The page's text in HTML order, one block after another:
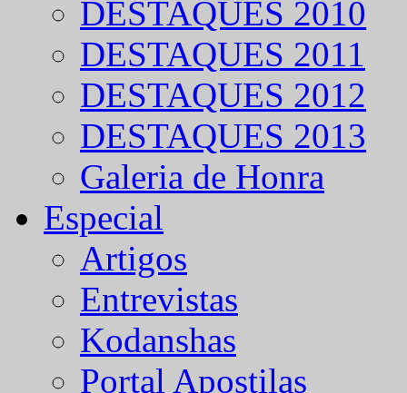
DESTAQUES 2010
DESTAQUES 2011
DESTAQUES 2012
DESTAQUES 2013
Galeria de Honra
Especial
Artigos
Entrevistas
Kodanshas
Portal Apostilas